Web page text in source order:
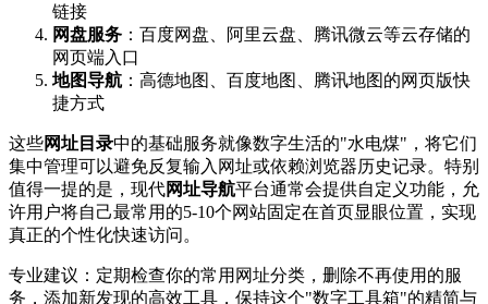
链接
网盘服务 ：百度网盘、阿里云盘、腾讯微云等云存储的
网页端入口
地图导航 ：高德地图、百度地图、腾讯地图的网页版快
捷方式
这些网址目录中的基础服务就像数字生活的"水电煤"，将它们
集中管理可以避免反复输入网址或依赖浏览器历史记录。特别
值得一提的是，现代网址导航平台通常会提供自定义功能，允
许用户将自己最常用的5-10个网站固定在首页显眼位置，实现
真正的个性化快速访问。
专业建议：定期检查你的常用网址分类，删除不再使用的服
务，添加新发现的高效工具，保持这个"数字工具箱"的精简与